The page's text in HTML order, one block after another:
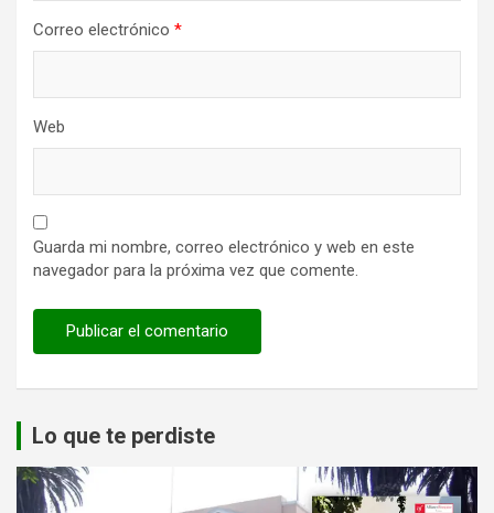
Correo electrónico *
Web
Guarda mi nombre, correo electrónico y web en este
navegador para la próxima vez que comente.
Lo que te perdiste